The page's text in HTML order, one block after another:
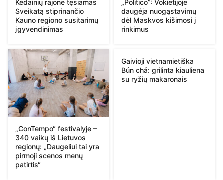
Kėdainių rajone tęsiamas
Sveikatą stiprinančio
Kauno regiono susitarimų
įgyvendinimas
„Politico”: Vokietijoje
daugėja nuogąstavimų
dėl Maskvos kišimosi į
rinkimus
„ConTempo“ festivalyje –
340 vaikų iš Lietuvos
regionų: „Daugeliui tai yra
pirmoji scenos menų
patirtis“
Gaivioji vietnamietiška
Bún chả: grilinta kiauliena
su ryžių makaronais